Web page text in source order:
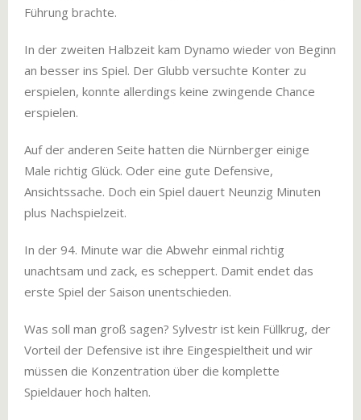
Führung brachte.
In der zweiten Halbzeit kam Dynamo wieder von Beginn
an besser ins Spiel. Der Glubb versuchte Konter zu
erspielen, konnte allerdings keine zwingende Chance
erspielen.
Auf der anderen Seite hatten die Nürnberger einige
Male richtig Glück. Oder eine gute Defensive,
Ansichtssache. Doch ein Spiel dauert Neunzig Minuten
plus Nachspielzeit.
In der 94. Minute war die Abwehr einmal richtig
unachtsam und zack, es scheppert. Damit endet das
erste Spiel der Saison unentschieden.
Was soll man groß sagen? Sylvestr ist kein Füllkrug, der
Vorteil der Defensive ist ihre Eingespieltheit und wir
müssen die Konzentration über die komplette
Spieldauer hoch halten.